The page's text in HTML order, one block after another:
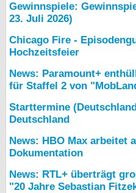
Gewinnspiele:
23. Juli 2026)
Chicago Fire -
Hochzeitsfeier
News: Paramount+
für Staffel 2 von
Starttermine
Deutschland
News: HBO Max arbeitet
Dokumentation
News: RTL+ überträgt
"20 Jahre Sebastian